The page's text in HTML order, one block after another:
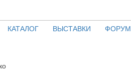
КАТАЛОГ ВЫСТАВКИ ФОРУМ